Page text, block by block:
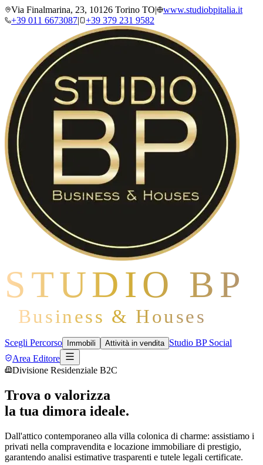
Via Finalmarina, 23, 10126 Torino TO|
www.studiobpitalia.it
+39 011 6673087| +39 379 231 9582
STUDIO BP
Business & Houses
Scegli Percorso Immobili Attività in vendita Studio BP Social
Area Editore
Divisione Residenziale B2C
Trova o valorizza
la tua dimora ideale.
Dall'attico contemporaneo alla villa colonica di charme: assistiamo i
privati nella compravendita e locazione immobiliare di prestigio,
garantendo analisi estimative trasparenti e tutele legali certificate.